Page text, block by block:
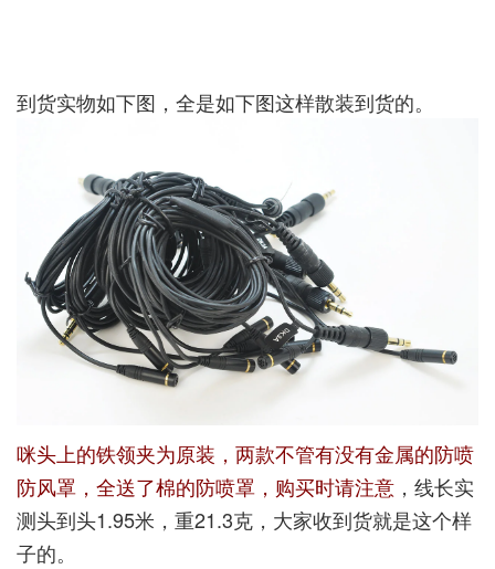
到货实物如下图，全是如下图这样散装到货的。
咪头上的铁领夹为原装，两款不管有没有金属的防喷
防风罩，全送了棉的防喷罩，购买时请注意 ，线长实
测头到头1.95米，重21.3克，大家收到货就是这个样
子的。